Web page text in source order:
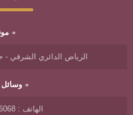
الرياض الدائري الشرقي - حي
وسائل
الهاتف : 00966533086068